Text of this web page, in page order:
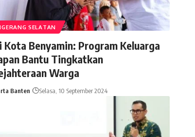
SELATAN
Kota Benyamin: Program Keluarga
Bantu Tingkatkan
Warga
Banten Selasa, 10 September 2024